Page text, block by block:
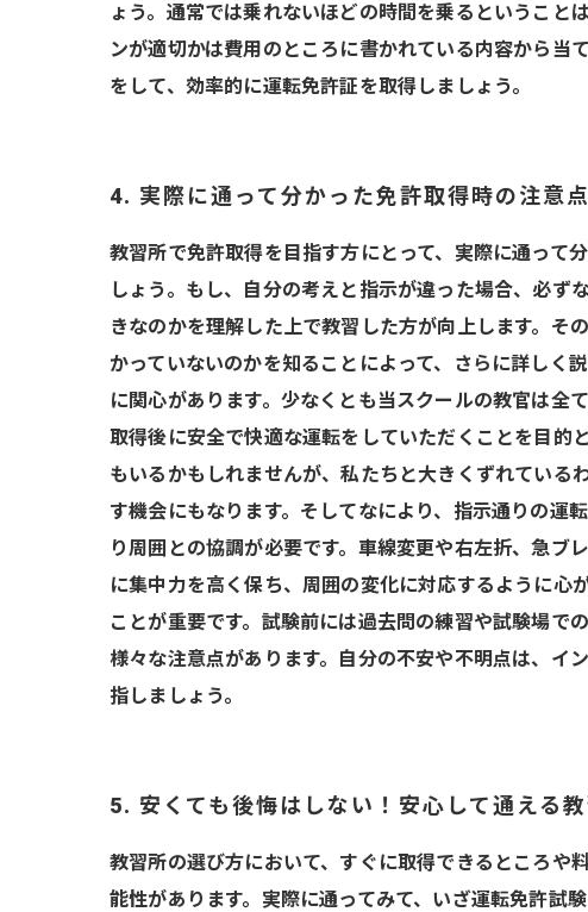
ょう。通常では乗れないほどの時間を乗るということ
ンが適切かは費用のところに書かれている内容から当
をして、効率的に運転免許証を取得しましょう。
4. 実際に通って分かった免許取得時の注意点
教習所で免許取得を目指す方にとって、実際に通って
しょう。もし、自分の考えと指示が違った場合、必ず
きなのかを理解した上で教習した方が向上します。そ
かっていないのかを知ることによって、さらに詳しく
に関心があります。少なくとも当スクールの教官は全
取得後に安全で快適な運転をしていただくことを目的
もいるかもしれませんが、私たちと大きくずれている
す機会にもなります。そしてなにより、指示通りの運
り周囲との協調が必要です。車線変更や右左折、急ブ
に集中力を高く保ち、周囲の変化に対応するように心
ことが重要です。試験前には過去問の練習や試験場で
様々な注意点があります。自分の不安や不明点は、イ
指しましょう。
5. 安くても後悔はしない！安心して通える
教習所の選び方において、すぐに取得できるところや
能性があります。実際に通ってみて、いざ運転免許試